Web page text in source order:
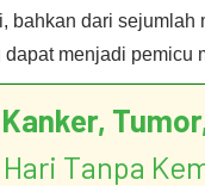
bahkan dari sejumlah
dapat menjadi pemicu
Kanker,
Tanpa